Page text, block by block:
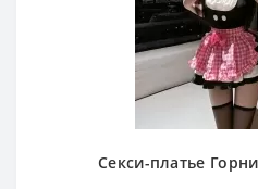
Секси-платье